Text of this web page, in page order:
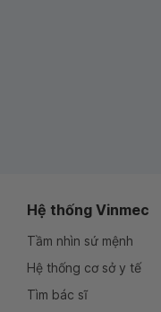
Hệ thống Vinmec
Tầm nhìn sứ mệnh
Hệ thống cơ sở y tế
Tìm bác sĩ